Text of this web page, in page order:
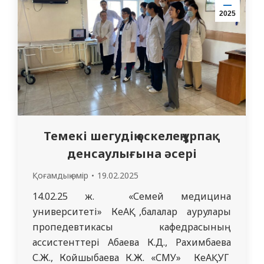
болды деп санайды еріктілер. Сондай-ақ,
сапар барысында…
2025
Темекі шегудің өскелең ұрпақ
денсаулығына әсері
Қоғамдық өмір 19.02.2025
14.02.25 ж. «Семей медицина
университеті» КеАҚ ,балалар аурулары
пропедевтикасы кафедрасының
ассистенттері Абаева К.Д., Рахимбаева
С.Ж., Койшыбаева К.Ж. «СМУ» КеАҚ УГ